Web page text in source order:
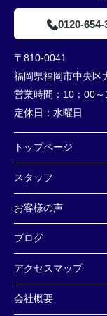
0120-654-
〒810-0041
福岡県福岡市中央区
営業時間： 10：00
定休日： 水曜日
トップページ
スタッフ
お客様の声
ブログ
アクセスマップ
会社概要